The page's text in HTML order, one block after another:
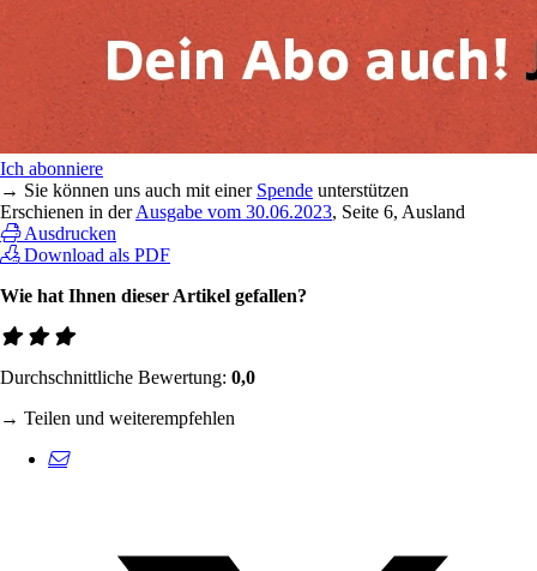
Ich abonniere
→ Sie können uns auch mit einer Spende unterstützen
Erschienen in derAusgabe vom 30.06.2023, Seite 6, Ausland
Ausdrucken
Download als PDF
Wie hat Ihnen dieser Artikel gefallen?
Durchschnittliche Bewertung: 0,0
→ Teilen und weiterempfehlen